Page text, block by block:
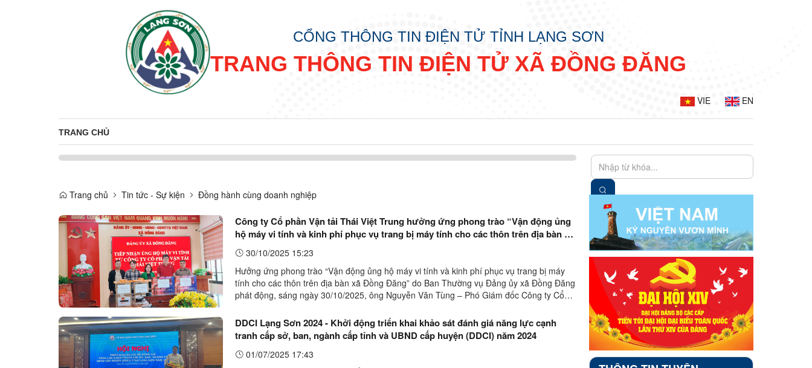
CỔNG THÔNG TIN ĐIỆN TỬ TỈNH LẠNG SƠN
TRANG THÔNG TIN ĐIỆN TỬ XÃ ĐỒNG ĐĂNG
VIE EN
TRANG CHỦ
Trang chủ Tin tức - Sự kiện Đồng hành cùng doanh nghiệp
Công ty Cổ phần Vận tải Thái Việt Trung hưởng ứng phong trào “Vận động ủng
hộ máy vi tính và kinh phí phục vụ trang bị máy tính cho các thôn trên địa bàn xã
Đồng Đăng"
30/10/2025 15:23
Hưởng ứng phong trào “Vận động ủng hộ máy vi tính và kinh phí phục vụ trang bị máy
tính cho các thôn trên địa bàn xã Đồng Đăng” do Ban Thường vụ Đảng ủy xã Đồng Đăng
phát động, sáng ngày 30/10/2025, ông Nguyễn Văn Tùng – Phó Giám đốc Công ty Cổ
DDCI Lạng Sơn 2024 - Khởi động triển khai khảo sát đánh giá năng lực cạnh
tranh cấp sở, ban, ngành cấp tỉnh và UBND cấp huyện (DDCI) năm 2024
01/07/2025 17:43